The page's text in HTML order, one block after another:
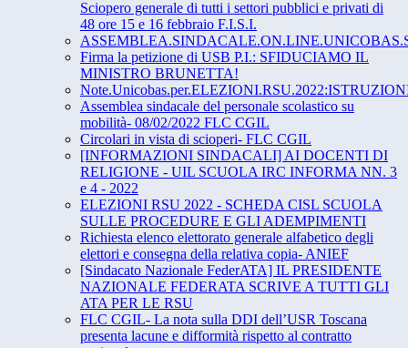
Sciopero generale di tutti i settori pubblici e privati di
48 ore 15 e 16 febbraio F.I.S.I.
Firma la petizione di USB P.I.: SFIDUCIAMO IL
MINISTRO BRUNETTA!
Assemblea sindacale del personale scolastico su
mobilità- 08/02/2022 FLC CGIL
Circolari in vista di scioperi- FLC CGIL
[INFORMAZIONI SINDACALI] AI DOCENTI DI
RELIGIONE - UIL SCUOLA IRC INFORMA NN. 3
e 4 - 2022
ELEZIONI RSU 2022 - SCHEDA CISL SCUOLA
SULLE PROCEDURE E GLI ADEMPIMENTI
Richiesta elenco elettorato generale alfabetico degli
elettori e consegna della relativa copia- ANIEF
[Sindacato Nazionale FederATA] IL PRESIDENTE
NAZIONALE FEDERATA SCRIVE A TUTTI GLI
ATA PER LE RSU
FLC CGIL- La nota sulla DDI dell’USR Toscana
presenta lacune e difformità rispetto al contratto